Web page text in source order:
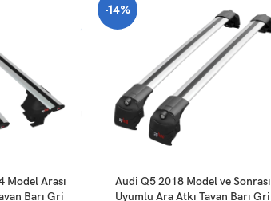
Model Arası
Barı Gri
-14%
SEPETE EKLE
Audi Q5 2018 Model ve Sonrası
Uyumlu Ara Atkı Tavan Barı Gri